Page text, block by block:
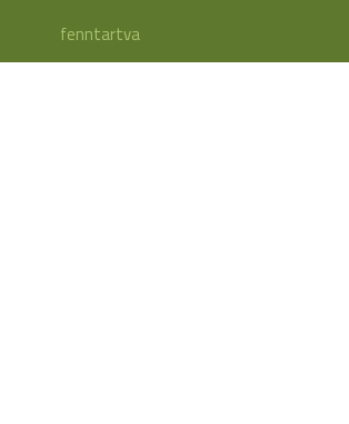
fenntartva